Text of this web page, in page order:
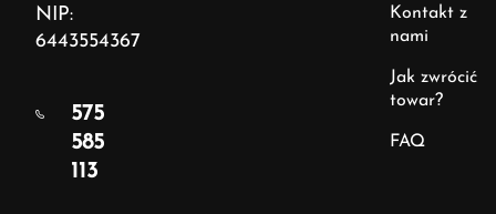
NIP:
6443554367
575
585
113
Kontakt z
nami
Jak zwrócić
towar?
FAQ